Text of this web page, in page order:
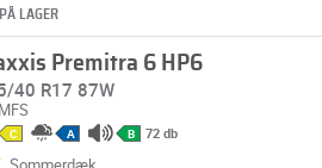
PÅ LAGER
Premitra 6 HP6
40 R17 87W
MFS
C A B 72 db